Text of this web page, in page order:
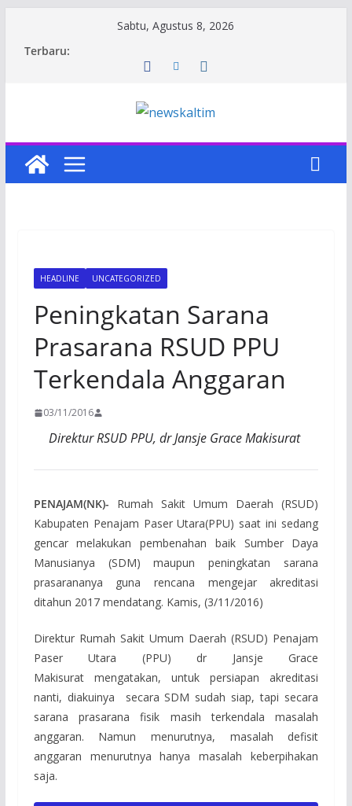
Sabtu, Agustus 8, 2026
Terbaru:
HEADLINE UNCATEGORIZED
Peningkatan Sarana
Prasarana RSUD PPU
Terkendala Anggaran
03/11/2016
Direktur RSUD PPU, dr Jansje Grace Makisurat
PENAJAM(NK)- Rumah Sakit Umum Daerah (RSUD)
Kabupaten Penajam Paser Utara(PPU) saat ini sedang
gencar melakukan pembenahan baik Sumber Daya
Manusianya (SDM) maupun peningkatan sarana
prasarananya guna rencana mengejar akreditasi
ditahun 2017 mendatang. Kamis, (3/11/2016)
Direktur Rumah Sakit Umum Daerah (RSUD) Penajam
Paser Utara (PPU) dr Jansje Grace
Makisurat mengatakan, untuk persiapan akreditasi
nanti, diakuinya secara SDM sudah siap, tapi secara
sarana prasarana fisik masih terkendala masalah
anggaran. Namun menurutnya, masalah defisit
anggaran menurutnya hanya masalah keberpihakan
saja.